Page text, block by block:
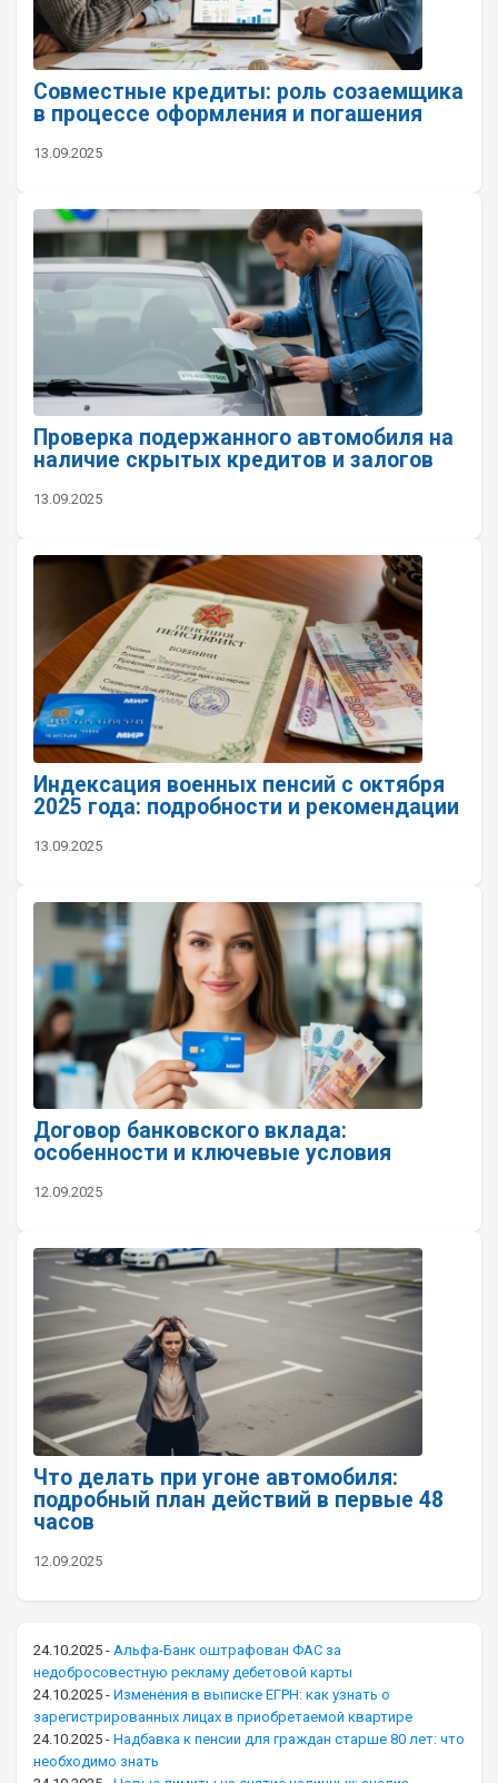
Совместные кредиты: роль созаемщика
в процессе оформления и погашения
13.09.2025
Проверка подержанного автомобиля на
наличие скрытых кредитов и залогов
13.09.2025
Индексация военных пенсий с октября
2025 года: подробности и рекомендации
13.09.2025
Договор банковского вклада:
особенности и ключевые условия
12.09.2025
Что делать при угоне автомобиля:
подробный план действий в первые 48
часов
12.09.2025
24.10.2025 - Альфа-Банк оштрафован ФАС за
недобросовестную рекламу дебетовой карты
24.10.2025 - Изменения в выписке ЕГРН: как узнать о
зарегистрированных лицах в приобретаемой квартире
24.10.2025 - Надбавка к пенсии для граждан старше 80 лет: что
необходимо знать